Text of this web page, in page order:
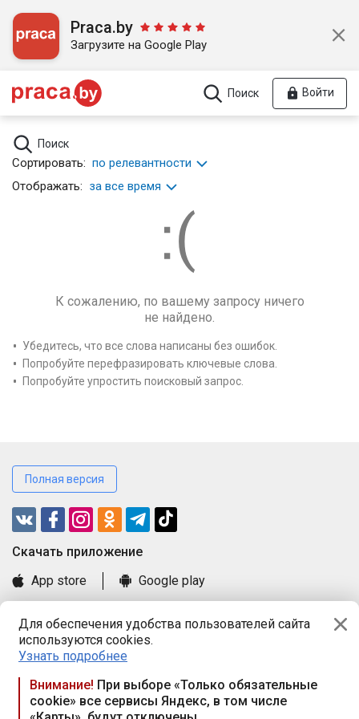
Для обеспечения удобства пользователей сайта
используются cookies.
Узнать подробнее
Внимание! При выборе «Только обязательные
cookie» все сервисы Яндекс, в том числе
Praca.by
Загрузите на Google Play
Поиск Войти
Поиск
Сортировать: по релевантности
Отображать: за все время
К сожалению, по вашему запросу ничего
не найдено.
Убедитесь, что все слова написаны без ошибок.
Попробуйте перефразировать ключевые слова.
Попробуйте упростить поисковый запрос.
Полная версия
Cкачать приложение
App store
Google play
Книга замечаний и предложений
Правила и документы
Praca.by © 2000—2026, ООО «ПРАЦА БАЙ»
Республика Беларусь, 220114, г. Минск, пр-т Независимости
117а, пом. № 9.